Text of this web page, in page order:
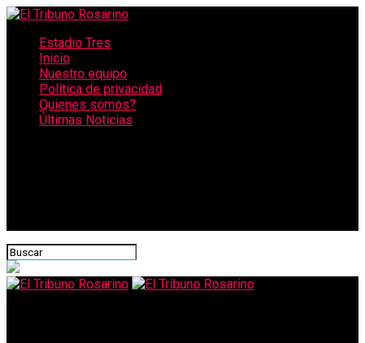
Estadio Tres
Inicio
Nuestro equipo
Política de privacidad
Quienes somos?
Últimas Noticias